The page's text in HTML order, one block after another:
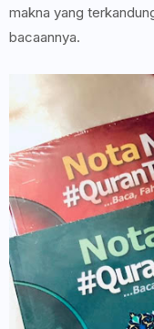
makna yang
bacaannya.